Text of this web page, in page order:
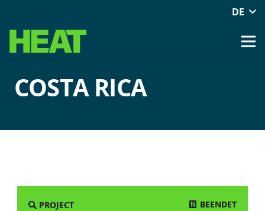
DE
COSTA RICA
PROJECT BEENDET